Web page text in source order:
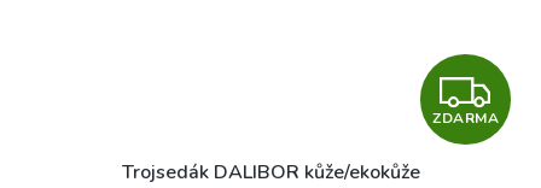
Z
D
ZDARMA
Trojsedák DALIBOR kůže/ekokůže